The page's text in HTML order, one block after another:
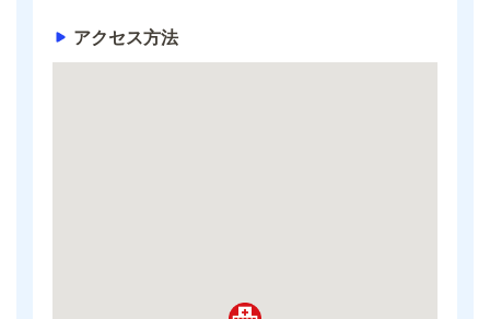
アクセス方法